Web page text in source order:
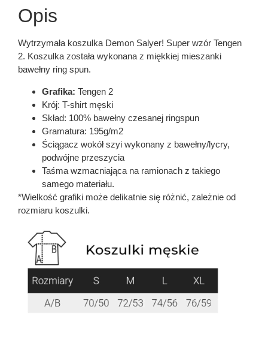
Opis
Wytrzymała koszulka Demon Salyer! Super wzór Tengen
2. Koszulka została wykonana z miękkiej mieszanki
bawełny ring spun.
Grafika: Tengen 2
Krój: T-shirt męski
Skład: 100% bawełny czesanej ringspun
Gramatura: 195g/m2
Ściągacz wokół szyi wykonany z bawełny/lycry,
podwójne przeszycia
Taśma wzmacniająca na ramionach z takiego
samego materiału.
*Wielkość grafiki może delikatnie się różnić, zależnie od
rozmiaru koszulki.